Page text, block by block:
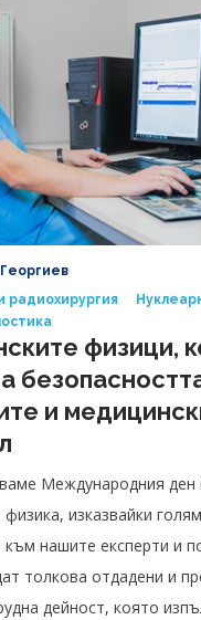
радиохирургия
физици,
и
Международния ден
изказвайки
към нашите експерти и
толкова отдадени и
дейност, която